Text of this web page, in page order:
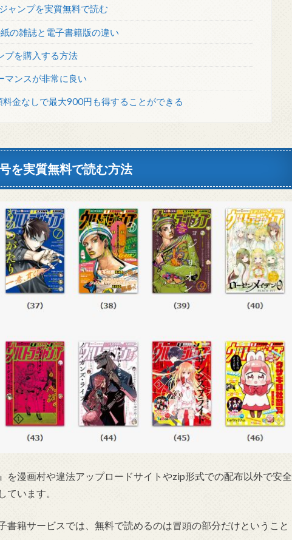
ャンプを実質無料で読む
の雑誌と電子書籍版の違い
プを購入する方法
マンスが非常に良い
金なしで最大900円も得することができる
を実質無料で読む方法
を漫画村や違法アップロードサイトやzip形式での配布以外で安全
ています。
書籍サービスでは、無料で読めるのは冒頭の部分だけということ